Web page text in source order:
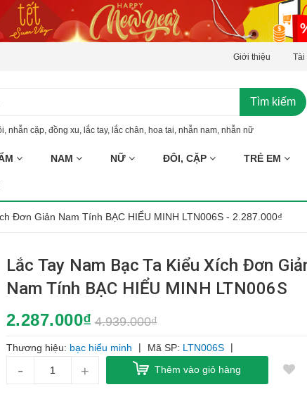
Giới thiệu Tài
Tìm kiếm
nhẫn cặp đồng xu lắc tay, lắc chân hoa tai nhẫn nam nhẫn nữ
NAM NỮ ĐÔI, CẶP TRẺ EM
Đơn Giản Nam Tính BẠC HIỂU MINH LTN006S - 2.287.000₫
Lắc Tay Nam Bạc Ta Kiểu Xích Đơn
Nam Tính BẠC HIỂU MINH LTN006S
2.287.000₫ 4.939.000₫
Thương hiệu: bạc hiểu minh | Mã SP: LTN006S |
- + Thêm vào giỏ hàng